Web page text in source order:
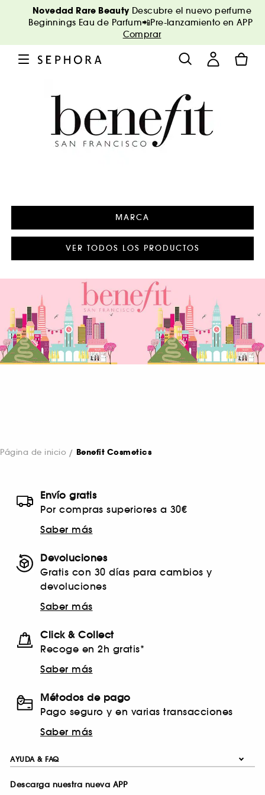
Novedad Rare Beauty Descubre el nuevo perfume
Beginnings Eau de Parfum📲Pre-lanzamiento en APP
Comprar
MARCA
VER TODOS LOS PRODUCTOS
Página de inicio Benefit Cosmetics
Envío gratis
Por compras superiores a 30€
Saber más
Devoluciones
Gratis con 30 días para cambios y
devoluciones
Saber más
Click & Collect
Recoge en 2h gratis*
Saber más
Métodos de pago
Pago seguro y en varias transacciones
Saber más
AYUDA & FAQ
Descarga nuestra nueva APP